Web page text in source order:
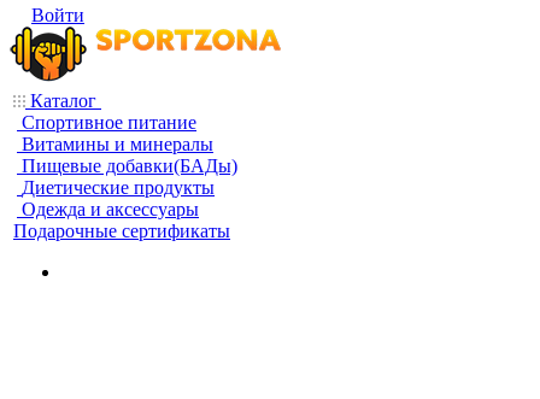
Войти
Каталог
Спортивное питание
Витамины и минералы
Пищевые добавки(БАДы)
Диетические продукты
Одежда и аксессуары
Подарочные сертификаты